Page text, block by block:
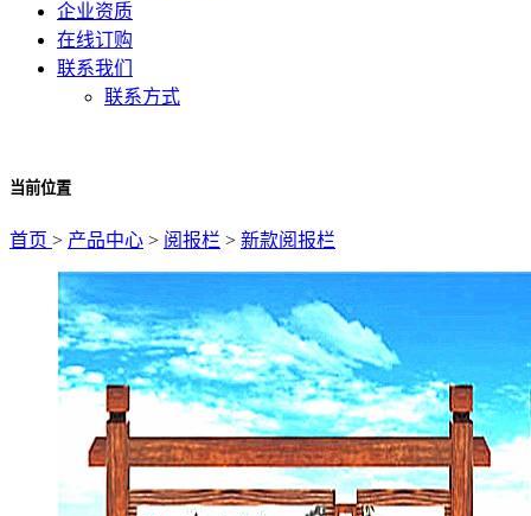
企业资质
在线订购
联系我们
联系方式
当前位置
首页 > 产品中心 > 阅报栏 > 新款阅报栏